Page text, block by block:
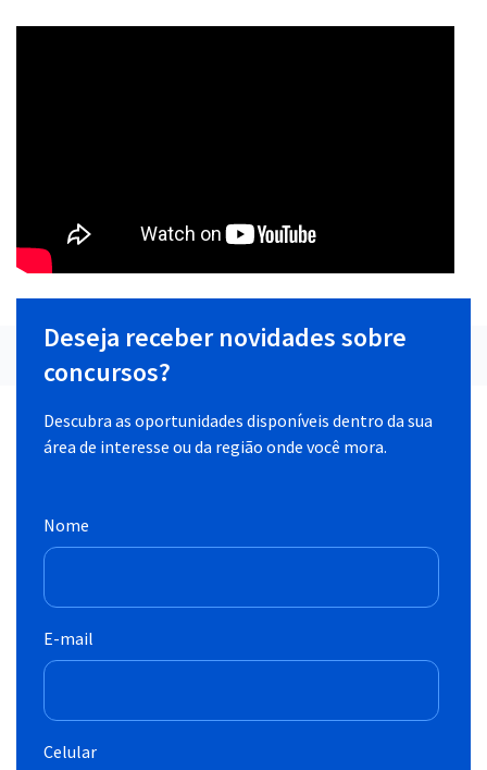
Deseja receber novidades sobre
concursos?
Descubra as oportunidades disponíveis dentro da sua
área de interesse ou da região onde você mora.
Nome
E-mail
Celular